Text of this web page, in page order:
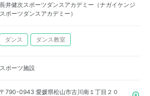
長井健次スポーツダンスアカデミー（ナガイケンジ
スポーツダンスアカデミー）
ダンス ダンス教室
スポーツ施設
〒790-0943 愛媛県松山市古川南１丁目２０